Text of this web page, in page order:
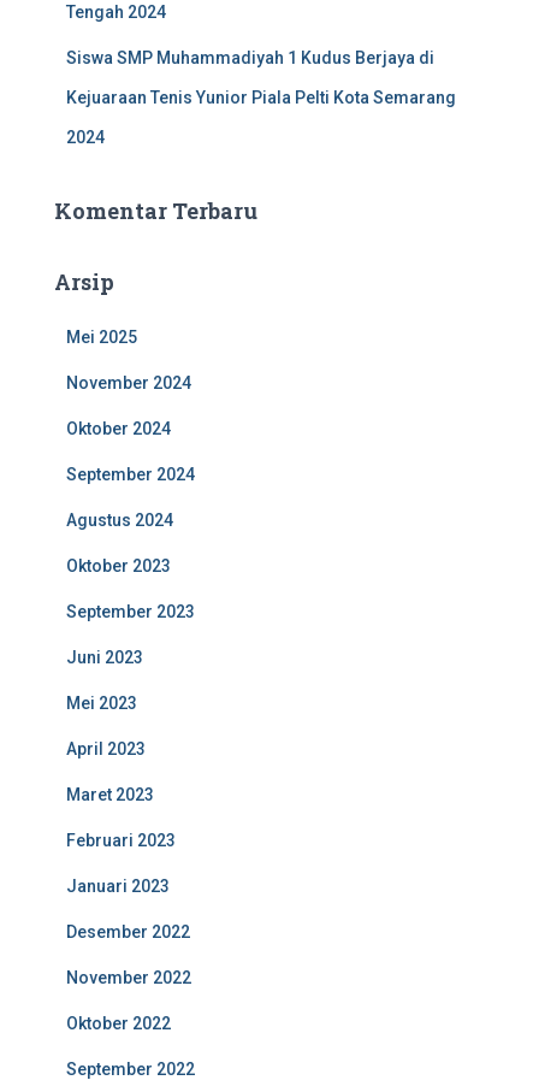
Tengah 2024
Siswa SMP Muhammadiyah 1 Kudus Berjaya di
Kejuaraan Tenis Yunior Piala Pelti Kota Semarang
2024
Komentar Terbaru
Arsip
Mei 2025
November 2024
Oktober 2024
September 2024
Agustus 2024
Oktober 2023
September 2023
Juni 2023
Mei 2023
April 2023
Maret 2023
Februari 2023
Januari 2023
Desember 2022
November 2022
Oktober 2022
September 2022